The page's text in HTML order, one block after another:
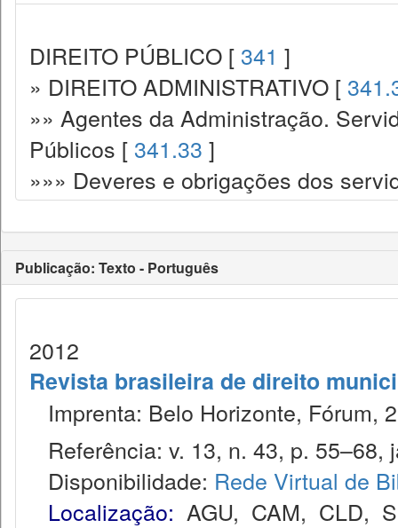
DIREITO PÚBLICO [ 341 ]
» DIREITO ADMINISTRATIVO [
»» Agentes da Administração.
Públicos [ 341.33 ]
»»» Deveres e obrigações dos
Publicação: Texto - Português
2012
Revista brasileira de direito
Imprenta: Belo Horizonte, Fórum,
Referência: v. 13, n. 43, p. 55–68,
Disponibilidade: Rede Virtual de
Localização: AGU, CAM, CLD,